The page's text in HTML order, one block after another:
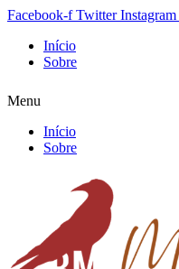
Facebook-f Twitter Instagram
Início
Sobre
Menu
Início
Sobre